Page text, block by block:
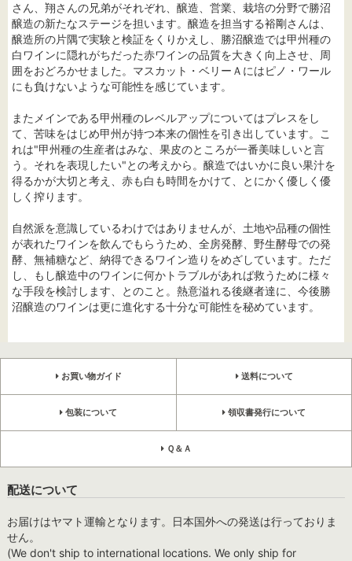
さん、翔さんの兄弟がそれぞれ、醸造、営業、栽培の分野で勝沼
醸造の新たなステージを担います。醸造を担当する裕剛さんは、
醸造所の片隅で実験と検証をくりかえし、勝沼醸造では甲州種の
白ワインに隠れがちだった赤ワインの品質を大きく向上させ、周
囲をおどろかせました。マスカット・ベリーＡにはピノ・ワール
にも負けないような可能性を感じています。
またメインである甲州種のレベルアップについてはプレスをし
て、苦味をはじめ甲州が持つ本来の個性を引き出しています。こ
れは"甲州種の生産者はみな、果皮のところが一番美味しいと言
う。それを表現したい"との考えから。醸造ではいかに良い果汁を
得るかが大切と考え、赤も白も時間をかけて、とにかく優しく優
しく搾ります。
自然派を意識しているわけではありませんが、土地や品種の個性
が表れたワインを飲んでもらうため、全房発酵、野生酵母での発
酵、無補糖など、納得できるワイン造りをめざしています。ただ
し、もし醸造中のワインに何かトラブルがあれば救うために様々
な手段を検討します、とのこと。熱意溢れる後継者達に、今後勝
沼醸造のワインは更に進化する十分な可能性を秘めています。
お買い物ガイド 送料について
包装について 領収書発行について
Ｑ＆Ａ
配送について
お届けはヤマト運輸となります。日本国外への発送は行っておりま
せん。
(We don't ship to international locations. We only ship for